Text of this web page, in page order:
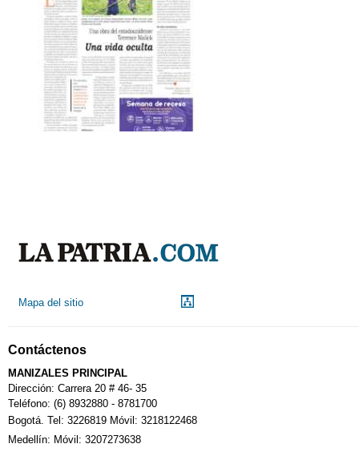
Mapa del sitio
Contáctenos
MANIZALES PRINCIPAL
Dirección: Carrera 20 # 46- 35
Teléfono: (6) 8932880 - 8781700
Bogotá. Tel: 3226819 Móvil: 3218122468
Medellín: Móvil: 3207273638